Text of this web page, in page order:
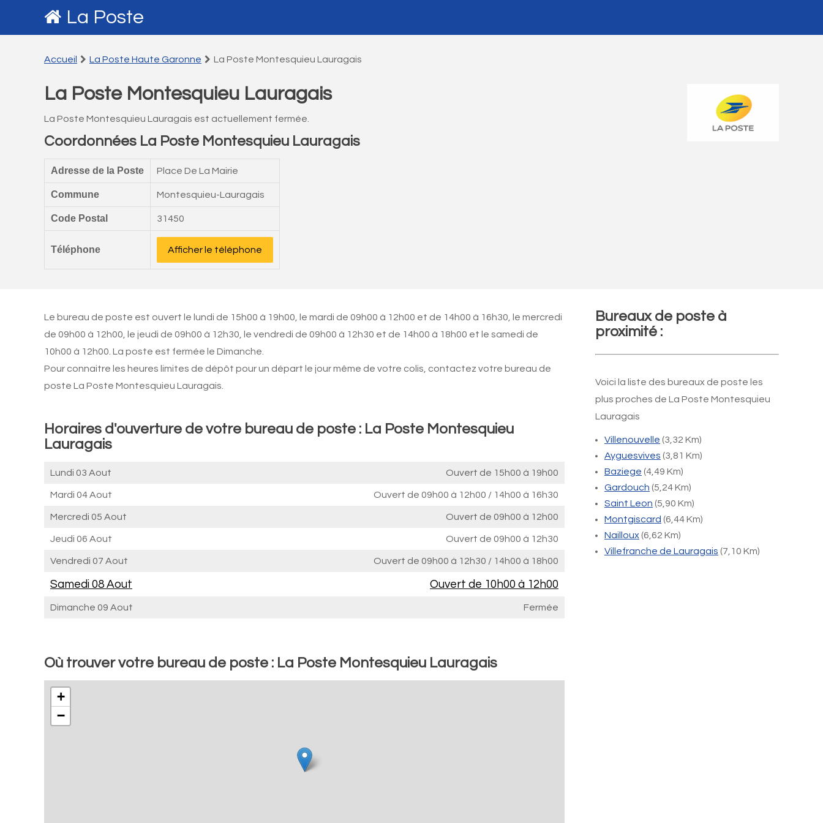
La Poste
Accueil La Poste Haute Garonne La Poste Montesquieu Lauragais
La Poste Montesquieu Lauragais
La Poste Montesquieu Lauragais est actuellement fermée.
Coordonnées La Poste Montesquieu Lauragais
Adresse de la Poste Place De La Mairie
Commune Montesquieu-Lauragais
Code Postal 31450
Téléphone Afficher le téléphone
Le bureau de poste est ouvert le lundi de 15h00 à 19h00, le mardi de 09h00 à 12h00 et de 14h00 à 16h30, le mercredi
de 09h00 à 12h00, le jeudi de 09h00 à 12h30, le vendredi de 09h00 à 12h30 et de 14h00 à 18h00 et le samedi de
10h00 à 12h00. La poste est fermée le Dimanche.
Pour connaitre les heures limites de dépôt pour un départ le jour même de votre colis, contactez votre bureau de
poste La Poste Montesquieu Lauragais.
Horaires d'ouverture de votre bureau de poste : La Poste Montesquieu
Lauragais
Lundi 03 Aout Ouvert de 15h00 à 19h00
Mardi 04 Aout Ouvert de 09h00 à 12h00 / 14h00 à 16h30
Mercredi 05 Aout Ouvert de 09h00 à 12h00
Jeudi 06 Aout Ouvert de 09h00 à 12h30
Vendredi 07 Aout Ouvert de 09h00 à 12h30 / 14h00 à 18h00
Samedi 08 Aout Ouvert de 10h00 à 12h00
Dimanche 09 Aout Fermée
Où trouver votre bureau de poste : La Poste Montesquieu Lauragais
+
−
Bureaux de poste à
proximité :
Voici la liste des bureaux de poste les
plus proches de La Poste Montesquieu
Lauragais
Villenouvelle (3,32 Km)
Ayguesvives (3,81 Km)
Baziege (4,49 Km)
Gardouch (5,24 Km)
Saint Leon (5,90 Km)
Montgiscard (6,44 Km)
Nailloux(6,62 Km)
Villefranche de Lauragais (7,10 Km)